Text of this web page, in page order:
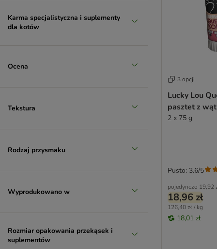
Karma specjalistyczna i suplementy
dla kotów
Ocena
Tekstura
Rodzaj przysmaku
Wyprodukowano w
Rozmiar opakowania przekąsek i
suplementów
3 opcji
Lucky Lou
pasztet z
2 x 75 g
pojedynczo 19,92
18,96 zł
126,40 zł / kg
18,01 zł
Pusto: 3.6/5